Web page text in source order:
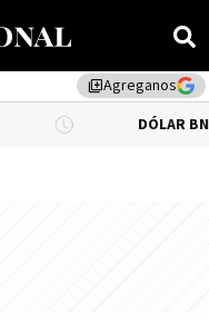
library_addAgreganos
DÓLAR BNA 0.34%